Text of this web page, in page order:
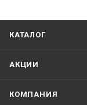
КАТАЛОГ
АКЦИИ
КОМПАНИЯ